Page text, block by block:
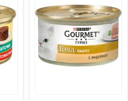
МОРКОВЬ)
биточки
90г